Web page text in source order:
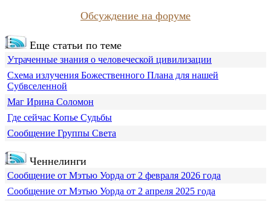
Обсуждение на форуме
Еще статьи по теме
Утраченные знания о человеческой цивилизации
Схема излучения Божественного Плана для нашей
Субвселенной
Маг Ирина Соломон
Где сейчас Копье Судьбы
Сообщение Группы Света
Ченнелинги
Сообщение от Мэтью Уорда от 2 февраля 2026 года
Сообщение от Мэтью Уорда от 2 апреля 2025 года